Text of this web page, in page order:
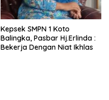
Kepsek SMPN 1 Koto
Balingka, Pasbar Hj.Erlinda :
Bekerja Dengan Niat Ikhlas